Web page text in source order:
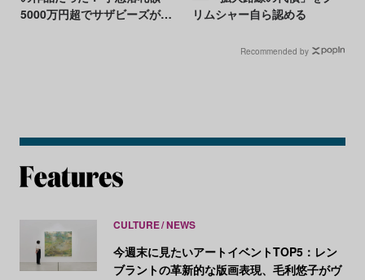
5000万円超でサザビーズがオ
リムシャー自ら認める
Recommended by
CULTURE NEWS
今週末に見たいアートイベントTOP5：レン
ブラントの革新的な版画表現、毛利悠子がヴ